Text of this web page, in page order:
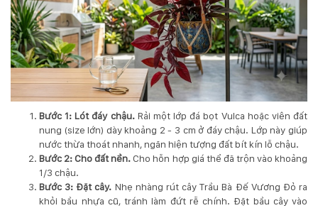
Bước 1: Lót đáy chậu.Rải một lớp đá bọt Vulca hoặc viên đất
nung (size lớn) dày khoảng 2 - 3 cm ở đáy chậu. Lớp này giúp
nước thừa thoát nhanh, ngăn hiện tượng đất bít kín lỗ chậu.
Bước 2: Cho đất nền.Cho hỗn hợp giá thể đã trộn vào khoảng
1/3 chậu.
Bước 3: Đặt cây. Nhẹ nhàng rút cây Trầu Bà Đế Vương Đỏ ra
khỏi bầu nhựa cũ, tránh làm đứt rễ chính. Đặt bầu cây vào